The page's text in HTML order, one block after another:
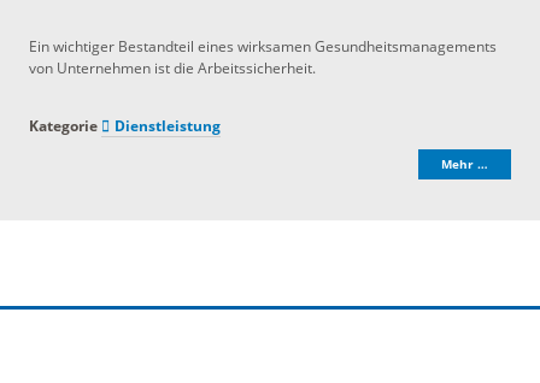
Ein wichtiger Bestandteil eines wirksamen Gesundheitsmanagements
von Unternehmen ist die Arbeitssicherheit.
Kategorie Dienstleistung
Mehr …